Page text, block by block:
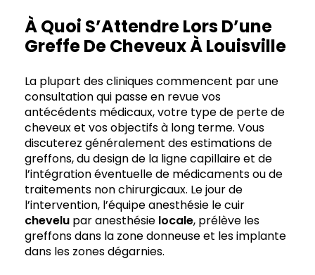
À Quoi S’Attendre Lors D’une
Greffe De Cheveux À Louisville
La plupart des cliniques commencent par une
consultation qui passe en revue vos
antécédents médicaux, votre type de perte de
cheveux et vos objectifs à long terme. Vous
discuterez généralement des estimations de
greffons, du design de la ligne capillaire et de
l’intégration éventuelle de médicaments ou de
traitements non chirurgicaux. Le jour de
l’intervention, l’équipe anesthésie le cuir
chevelu par anesthésie locale, prélève les
greffons dans la zone donneuse et les implante
dans les zones dégarnies.